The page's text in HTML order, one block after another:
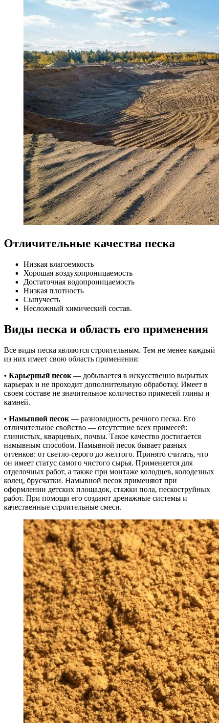
Отличительные качества песка
Низкая влагоемкость
Хорошая воздухопроницаемость
Достаточная водопроницаемость
Низкая плотность
Сыпучесть
Несложный химический состав.
Виды песка и область его применения
Все виды песка являются строительным. Тем не менее каждый
из них имеет свою область применения:
• Карьерный песок — добывается в искусственно вырытых
карьерах и не проходит дополнительную обработку. Имеет в
своем составе не значительное количество примесей глины и
камней.
• Намывной песок — разновидность речного песка. Его
отличительное свойство — отсутствие всех примесей:
глинистых, кварцевых, почвы. Такое качество достигается
намывным способом. Намывной песок бывает разных
оттенков: от светло-серого до желтого. Принято считать, что
он имеет статус самого чистого сырья. Применяется для
отделочных работ, а также при монтаже колодцев, колодезных
колец, брусчатки. Намывной песок применяют при
оформлении детских площадок, стяжки пола, пескоструйных
работ. При помощи его создают дренажные системы и
качественные строительные смеси.